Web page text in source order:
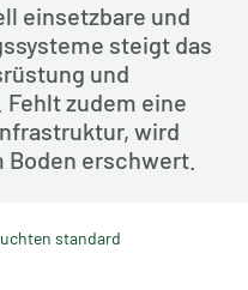
einsetzbare und
steigt das
und
zudem eine
wird
Boden erschwert.
standard